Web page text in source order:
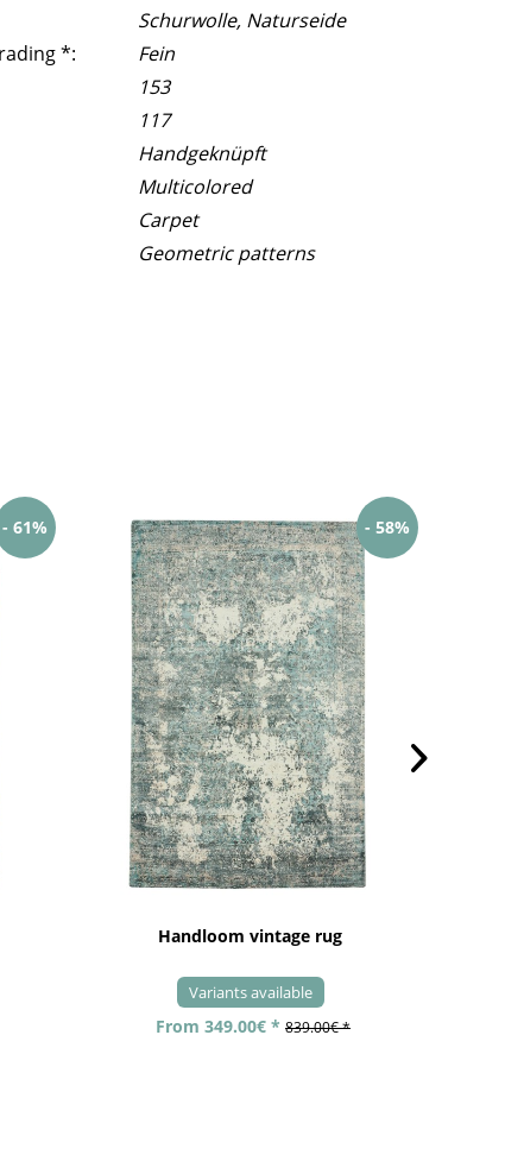
Schurwolle, Naturseide
*:
Fein
153
117
Handgeknüpft
Multicolored
Carpet
Geometric patterns
- 61% - 58%
Handloom vintage rug
Variants available
From 349.00€ * 839.00€ *